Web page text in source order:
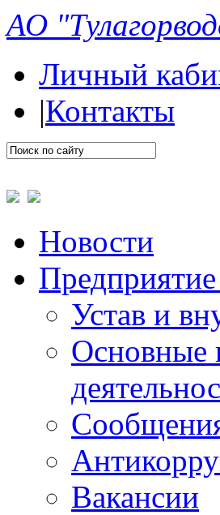
АО
Личный
|Контакты
Новости
Предприятие
Устав и
Основные
Вакансии